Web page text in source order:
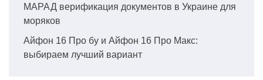
МАРАД верификация документов в Украине для
моряков
Айфон 16 Про бу и Айфон 16 Про Макс:
выбираем лучший вариант